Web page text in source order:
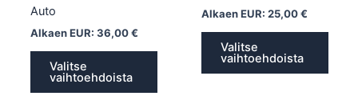
Auto
Alkaen EUR: 36,00€
Valitse
vaihtoehdoista
Alkaen EUR: 25,00€
Valitse
vaihtoehdoista